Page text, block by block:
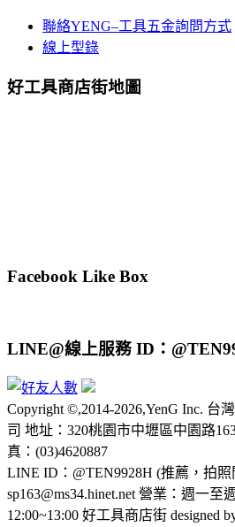
聯絡YENG–工具五金詢問方式
線上型錄
好工具商店街地圖
Facebook Like Box
LINE@線上服務 ID：
Copyright ©,2014-2026,YenG Inc. 台
司 地址：320桃園市中壢區中園路
真：(03)4620887
LINE ID：@TEN9928H (推薦，拍照
sp163@ms34.hinet.net 營業：週一至
12:00~13:00 好工具商店街 designed